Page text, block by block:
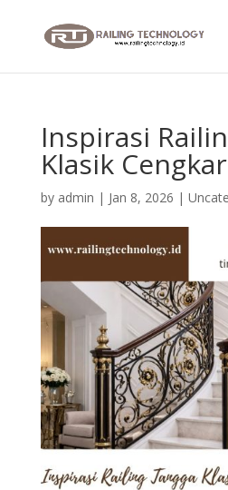
Inspirasi
Klasik
by admin | Jan 8, 2026 |